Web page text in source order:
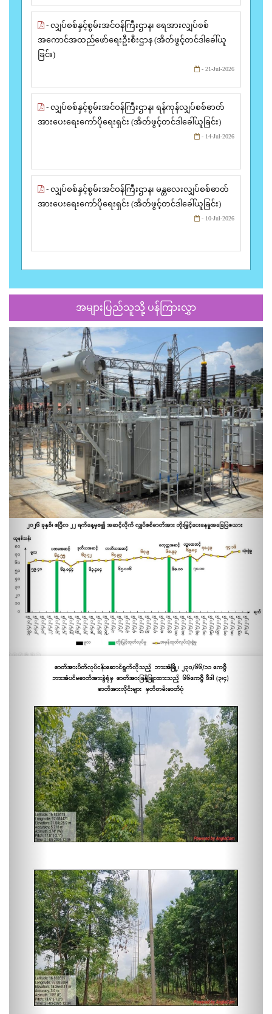
- လျှပ်စစ်နှင့်စွမ်းအင်ဝန်ကြီးဌာန၊ ရေအားလျှပ်စစ်
အကောင်အထည်ဖော်ရေးဦးစီးဌာန (အိတ်ဖွင့်တင်ဒါခေါ်ယူ
ခြင်း)
- 21-Jul-2026
- လျှပ်စစ်နှင့်စွမ်းအင်ဝန်ကြီးဌာန၊ ရန်ကုန်လျှပ်စစ်ဓာတ်
အားပေးရေးကော်ပိုရေးရှင်း (အိတ်ဖွင့်တင်ဒါခေါ်ယူခြင်း)
- 14-Jul-2026
- လျှပ်စစ်နှင့်စွမ်းအင်ဝန်ကြီးဌာန၊ မန္တလေးလျှပ်စစ်ဓာတ်
အားပေးရေးကော်ပိုရေးရှင်း (အိတ်ဖွင့်တင်ဒါခေါ်ယူခြင်း)
- 10-Jul-2026
အများပြည်သူသို့ ပန်ကြားလွှာ
Previous